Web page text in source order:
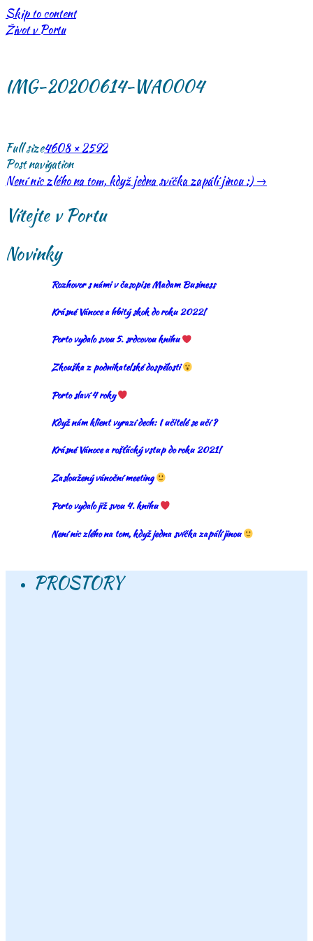
Skip to content
Život v Portu
IMG-20200614-WA0004
Full size4608 × 2592
Post navigation
Není nic zlého na tom, když jedna svíčka zapálí jinou :) →
Vítejte v Portu
Novinky
Rozhovor s námi v časopise Madam Business
Krásné Vánoce a hbitý skok do roku 2022!
Porto vydalo svou 5. srdcovou knihu
Zkouška z podnikatelské dospělosti
Porto slaví 4 roky
Když nám klient vyrazí dech: I učitelé se učí ?
Krásné Vánoce a rošťácký vstup do roku 2021!
Zasloužený vánoční meeting
Porto vydalo již svou 4. knihu
Není nic zlého na tom, když jedna svíčka zapálí jinou
PROSTORY